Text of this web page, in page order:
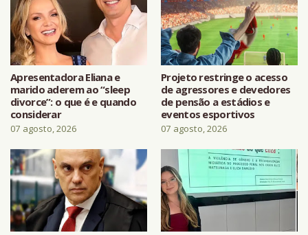
Apresentadora Eliana e
marido aderem ao “sleep
divorce”: o que é e quando
considerar
07 agosto, 2026
Projeto restringe o acesso
de agressores e devedores
de pensão a estádios e
eventos esportivos
07 agosto, 2026